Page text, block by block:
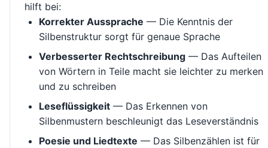
hilft bei:
Korrekter Aussprache — Die Kenntnis der
Silbenstruktur sorgt für genaue Sprache
Verbesserter Rechtschreibung — Das Aufteilen
von Wörtern in Teile macht sie leichter zu merken
und zu schreiben
Leseflüssigkeit — Das Erkennen von
Silbenmustern beschleunigt das Leseverständnis
Poesie und Liedtexte — Das Silbenzählen ist für